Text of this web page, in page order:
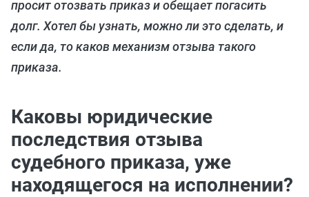
просит отозвать приказ и обещает погасить
долг. Хотел бы узнать, можно ли это сделать, и
если да, то каков механизм отзыва такого
приказа.
Каковы юридические
последствия отзыва
судебного приказа, уже
находящегося на исполнении?